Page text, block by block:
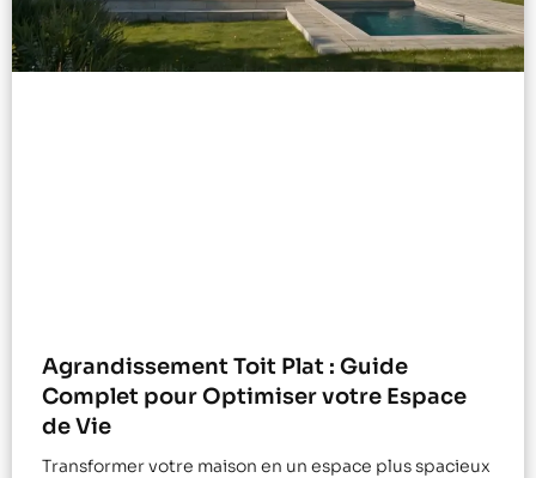
Agrandissement Toit Plat : Guide
Complet pour Optimiser votre Espace
de Vie
Transformer votre maison en un espace plus spacieux